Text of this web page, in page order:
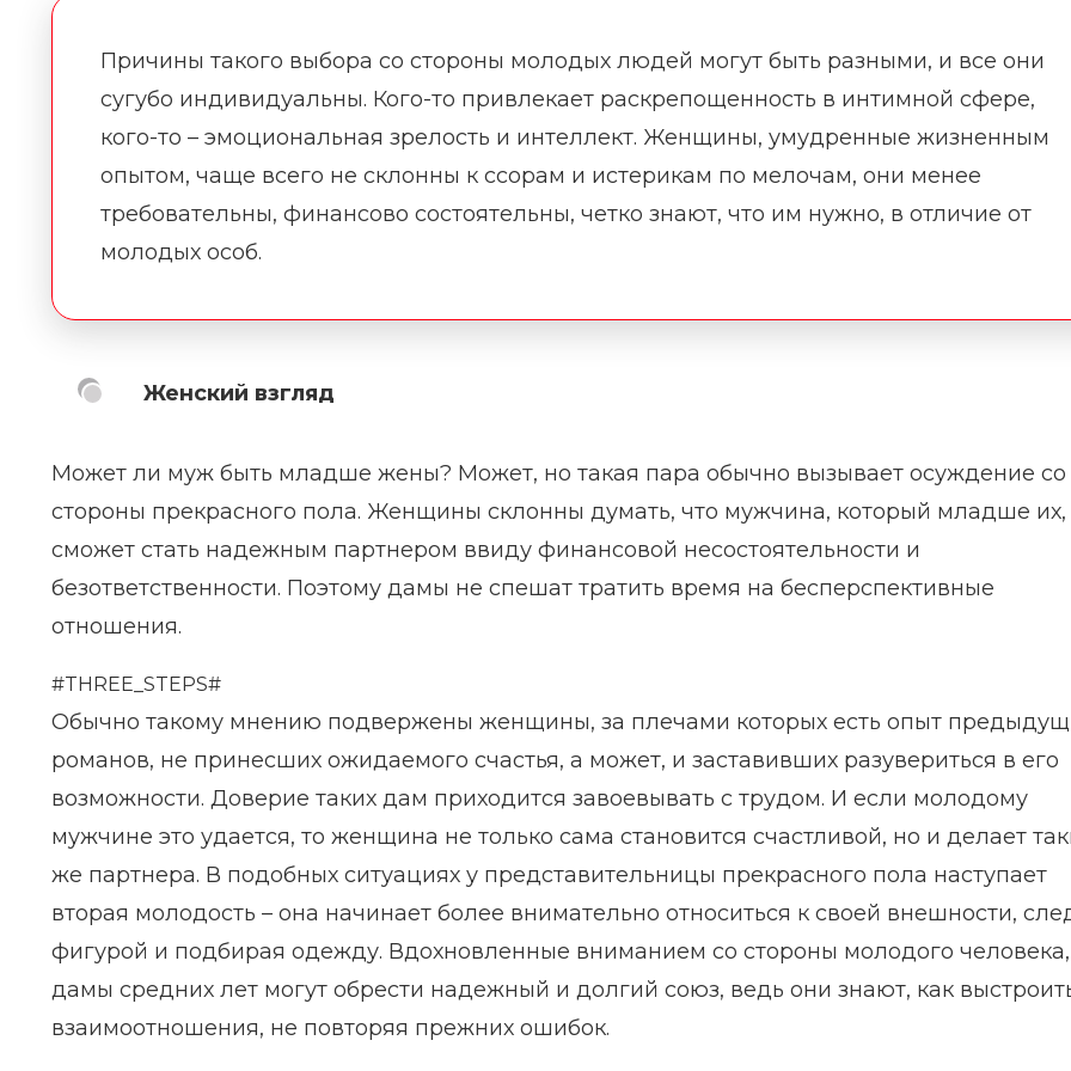
Причины такого выбора со стороны молодых людей могут быть разными, и все они
сугубо индивидуальны. Кого-то привлекает раскрепощенность в интимной сфере,
кого-то – эмоциональная зрелость и интеллект. Женщины, умудренные жизненным
опытом, чаще всего не склонны к ссорам и истерикам по мелочам, они менее
требовательны, финансово состоятельны, четко знают, что им нужно, в отличие от
молодых особ.
Женский взгляд
Может ли муж быть младше жены? Может, но такая пара обычно вызывает осуждение со
стороны прекрасного пола. Женщины склонны думать, что мужчина, который младше их,
сможет стать надежным партнером ввиду финансовой несостоятельности и
безответственности. Поэтому дамы не спешат тратить время на бесперспективные
отношения.
#THREE_STEPS#
Обычно такому мнению подвержены женщины, за плечами которых есть опыт
романов, не принесших ожидаемого счастья, а может, и заставивших разувериться в его
возможности. Доверие таких дам приходится завоевывать с трудом. И если молодому
мужчине это удается, то женщина не только сама становится счастливой, но и делает
же партнера. В подобных ситуациях у представительницы прекрасного пола наступает
вторая молодость – она начинает более внимательно относиться к своей внешности,
фигурой и подбирая одежду. Вдохновленные вниманием со стороны молодого человека,
дамы средних лет могут обрести надежный и долгий союз, ведь они знают, как
взаимоотношения, не повторяя прежних ошибок.